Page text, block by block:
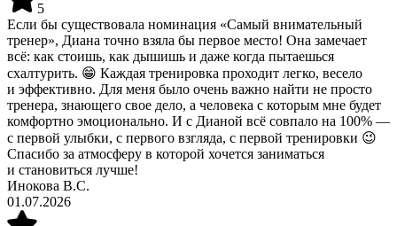
5
Если бы существовала номинация «Самый внимательный
тренер», Диана точно взяла бы первое место! Она замечает
всё: как стоишь, как дышишь и даже когда пытаешься
схалтурить. 😁 Каждая тренировка проходит легко, весело
и эффективно. Для меня было очень важно найти не просто
тренера, знающего свое дело, а человека с которым мне будет
комфортно эмоционально. И с Дианой всё совпало на 100% —
с первой улыбки, с первого взгляда, с первой тренировки 😉
Спасибо за атмосферу в которой хочется заниматься
и становиться лучше!
Инокова В.С.
01.07.2026